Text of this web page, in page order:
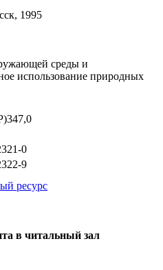
1995
среды и
использование природных
0
9
ресурс
в читальный зал